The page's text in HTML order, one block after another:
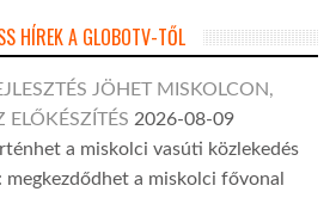
HÍREK A GLOBOTV-TŐL
JÖHET MISKOLCON,
2026-08-09
a miskolci vasúti közlekedés
megkezdődhet a miskolci fővonal